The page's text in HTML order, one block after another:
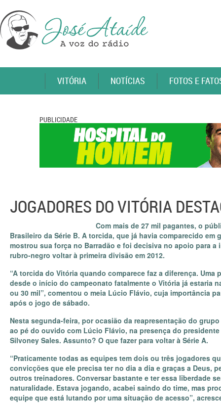
VITÓRIA NOTÍCIAS FOTOS E
PUBLICIDADE
JOGADORES DO VITÓRIA
Com mais de 27 mil pagantes, o
Brasileiro da Série B. A torcida, que já havia comparecido
mostrou sua força no Barradão e foi decisiva no apoio para
rubro-negro voltar à primeira divisão em 2012.
“A torcida do Vitória quando comparece faz a diferença.
desde o início do campeonato fatalmente o Vitória já estaria
ou 30 mil”, comentou o meia Lúcio Flávio, cuja importância
após o jogo de sábado.
Nesta segunda-feira, por ocasião da reapresentação do
ao pé do ouvido com Lúcio Flávio, na presença do
Silvoney Sales. Assunto? O que fazer para voltar à Série A.
“Praticamente todas as equipes tem dois ou três jogadores
convicções que ele precisa ter no dia a dia e graças a Deus,
outros treinadores. Conversar bastante e ter essa liberdade
naturalidade. Estava jogando, acabei saindo do time, mas
equipe que está lutando por uma situação de acesso”,